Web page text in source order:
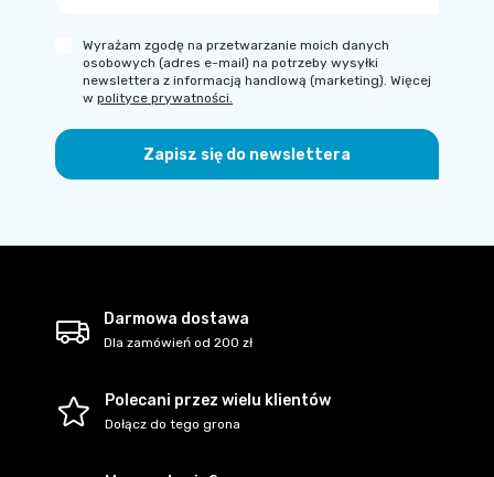
Zapisz się do newslettera
Wyrażam zgodę na przetwarzanie moich danych
osobowych (adres e-mail) na potrzeby wysyłki
newslettera z informacją handlową (marketing). Więcej
w polityce prywatności.
Darmowa dostawa
Dla zamówień od 200 zł
Polecani przez wielu klientów
Dołącz do tego grona